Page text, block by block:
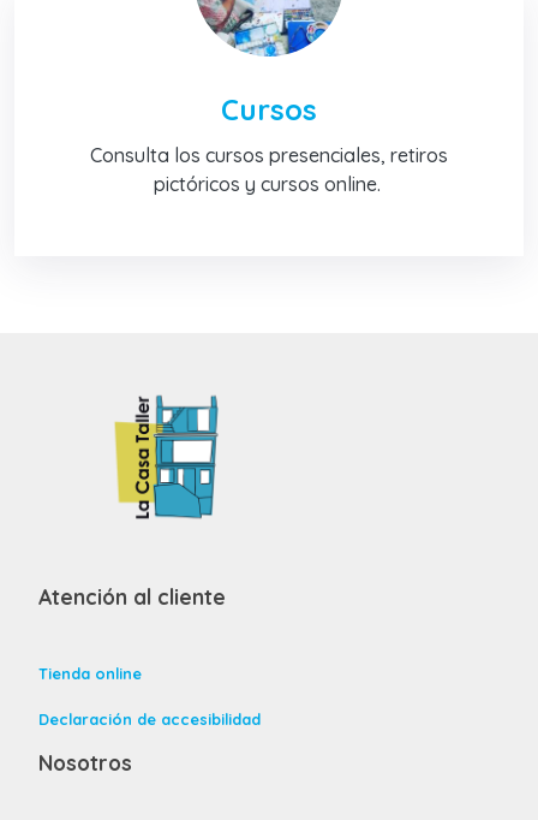
Cursos
Consulta los cursos presenciales, retiros
pictóricos y cursos online.
Atención al cliente
Tienda online
Declaración de accesibilidad
Nosotros